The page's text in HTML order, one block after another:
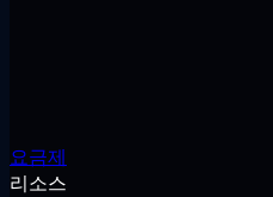
요금제
리소스